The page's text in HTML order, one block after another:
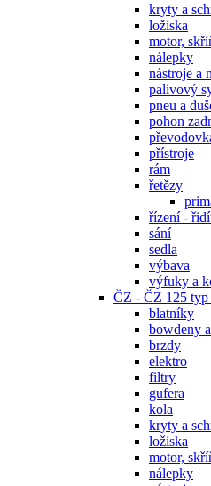
kryty a
ložiska
motor,
nálepky
nástroje a
palivový
pneu a
pohon
přístroje
rám
řetězy
řízení -
sání
sedla
výbava
výfuky a
ČZ - ČZ 125 typ
blatníky
bowdeny
brzdy
elektro
filtry
gufera
kola
kryty a
ložiska
motor,
nálepky